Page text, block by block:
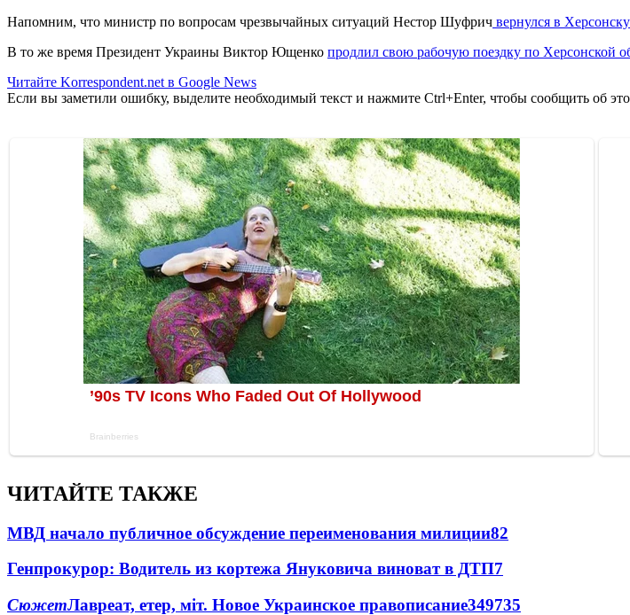
Напомним, что министр по вопросам чрезвычайных ситуаций Нестор Шуфрич вернулся в
В то же время Президент Украины Виктор Ющенко продлил свою рабочую поездку по Херсонской
Читайте Korrespondent.net в Google News
Если вы заметили ошибку, выделите необходимый текст и нажмите Ctrl+Enter, чтобы сообщить об
ЧИТАЙТЕ ТАКЖЕ
МВД начало публичное обсуждение переименования милиции82
Генпрокурор: Водитель из кортежа Януковича виноват в ДТП7
СюжетЛавреат, етер, міт. Новое Украинское правописание349735